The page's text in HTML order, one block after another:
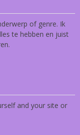
of genre. Ik
te hebben en juist
and your site or